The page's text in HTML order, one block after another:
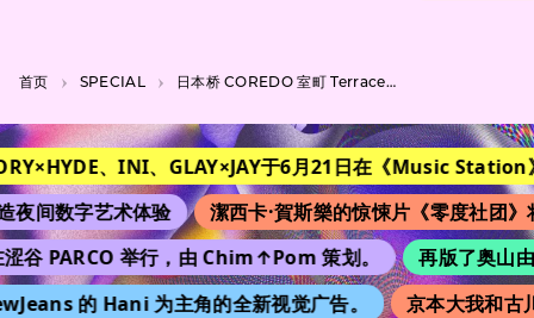
首页 SPECIAL 日本桥 COREDO 室町 Terrace是台湾文化爱好者的必游之地。
、INI、GLAY×JAY于6月21日在《Music Station》
改
艺术体验
潔西卡·賀斯樂的惊悚片《零度社团》将在日
举行，由 Chim↑Pom 策划。
再版了奥山由之的
的 Hani 为主角的全新视觉广告。
京本大我和古川琴